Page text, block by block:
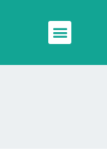
Menú